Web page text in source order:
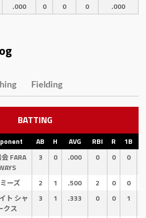
.000 0 0 0 .000
Fielding
BATTING
AB H AVG RBI R 1B
FARA
3 0 .000 0 0 0
ーズ 2 1 .500 2 0 0
ト シャ
クス
3 1 .333 0 0 1